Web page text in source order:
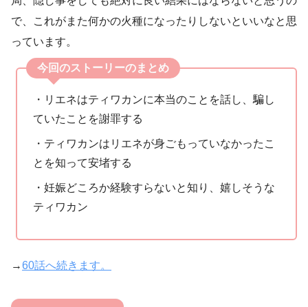
で、これがまた何かの火種になったりしないといいなと思
っています。
今回のストーリーのまとめ
・リエネはティワカンに本当のことを話し、騙し
ていたことを謝罪する
・ティワカンはリエネが身ごもっていなかったこ
とを知って安堵する
・妊娠どころか経験すらないと知り、嬉しそうな
ティワカン
→60話へ続きます。